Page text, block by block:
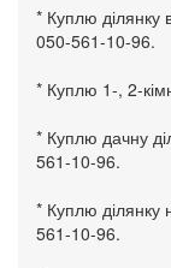
* Куплю ділянку
050-561-10-96.
* Куплю 1-, 2-
* Куплю дачну
561-10-96.
* Куплю ділянку
561-10-96.